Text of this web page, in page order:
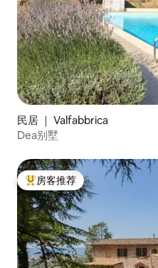
民居 ｜ Valfabbrica
Dea别墅
热门「房客推荐」
房客推荐